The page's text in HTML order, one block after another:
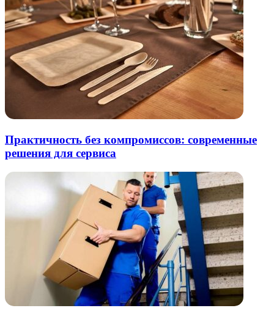
Практичность без компромиссов: современные
решения для сервиса